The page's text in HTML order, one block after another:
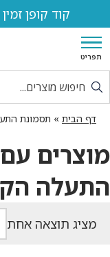
קוד קופן זמין לזמן
תפריט
דף הבית » תסמונת
מוצרים
התעלה
מציג תוצאה אחת